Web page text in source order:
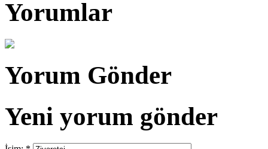
Yorumlar
Yorum Gönder
Yeni yorum gönder